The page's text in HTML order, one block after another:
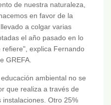
de nuestra naturaleza,
en favor de la
a colgar varias
el año pasado en lo
explica Fernando
GREFA.
ambiental no se
que realiza a través de
instalaciones. Otro 25%